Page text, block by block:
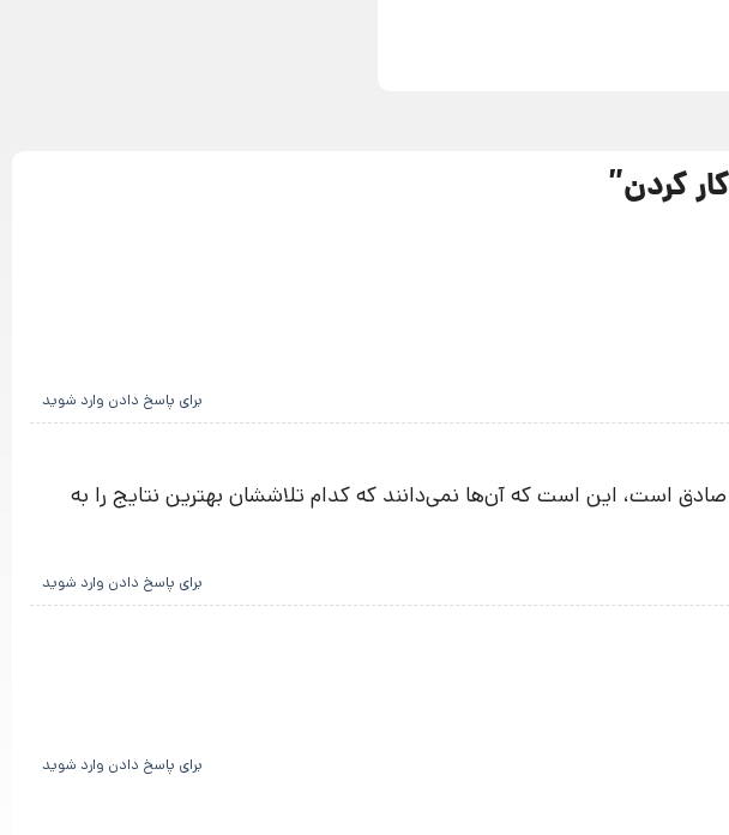
کردن”
برای پاسخ دادن وارد شوید
افراد زیادی صادق است، این است که آن‌ها نمی‌دانند که کدام تلاششان بهترین نتایج را به
برای پاسخ دادن وارد شوید
برای پاسخ دادن وارد شوید